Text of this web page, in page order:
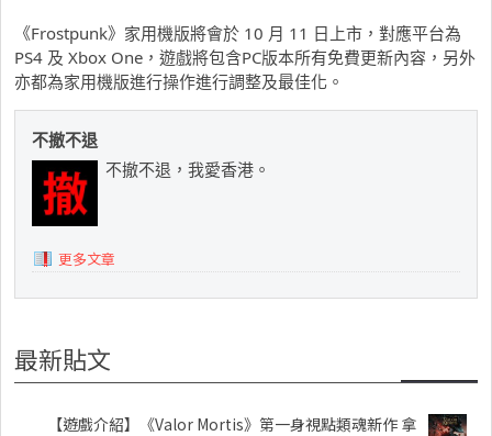
《Frostpunk》家用機版將會於 10 月 11 日上市，對應平台為
PS4 及 Xbox One，遊戲將包含PC版本所有免費更新內容，另外
亦都為家用機版進行操作進行調整及最佳化。
不撤不退
不撤不退，我愛香港。
更多文章
最新貼文
【遊戲介紹】《Valor Mortis》第一身視點類魂新作 拿